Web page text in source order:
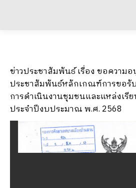
ข่าวประชาสัมพันธ์ เรื่อง ขอความอ
ประชาสัมพันธ์หลักเกณฑ์การขอรั
การดำเนินงานชุมชนและแหล่งเรี
ประจำปีงบประมาณ พ.ศ. 2568